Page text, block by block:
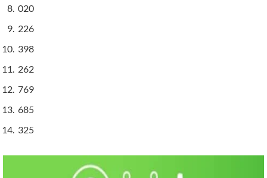
020
226
398
262
769
685
325